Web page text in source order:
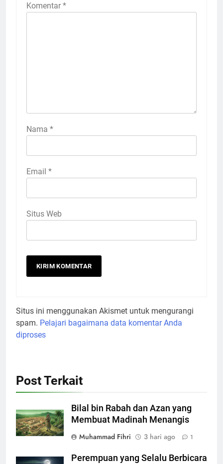
Komentar *
Nama *
Email *
Situs Web
Situs ini menggunakan Akismet untuk mengurangi
spam. Pelajari bagaimana data komentar Anda
diproses
Post Terkait
Bilal bin Rabah dan Azan yang
Membuat Madinah Menangis
Muhammad Fihri
3 hari ago 1
Perempuan yang Selalu Berbicara